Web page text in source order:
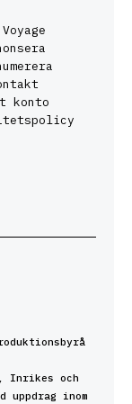
Voyage
konto
Inrikes och
inom